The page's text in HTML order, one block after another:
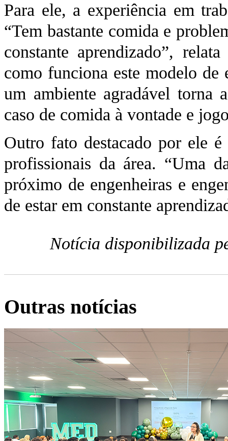
Para ele, a experiência em
“Tem bastante comida e
constante aprendizado”,
como funciona este modelo de
um ambiente agradável torna
caso de comida à vontade e
Outro fato destacado por ele
profissionais da área. “Uma
próximo de engenheiras e
de estar em constante
Notícia disponibilizada
Outras notícias